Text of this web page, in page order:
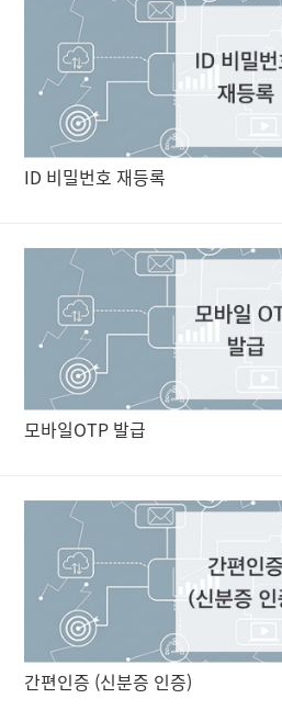
ID 비밀번호 재등록
모바일OTP 발급
간편인증 (신분증 인증)